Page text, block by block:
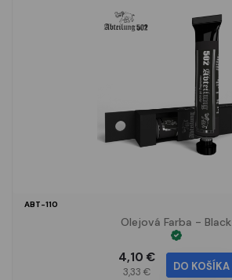
ABT-110
Olejová Farba - Black
4,10 €
3,33 € DO KOŠÍKA